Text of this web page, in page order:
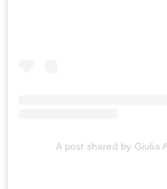
A post shared by Giulia